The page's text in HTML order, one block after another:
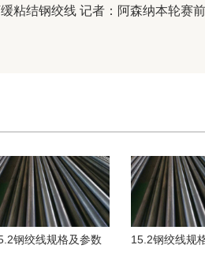
粘结钢绞线 记者：阿森纳本轮赛
钢绞线规格及参数
15.2钢绞线规